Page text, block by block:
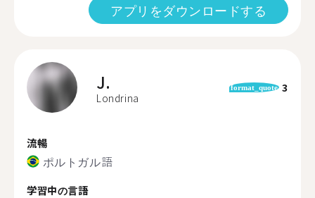
アプリをダウンロードする
J.
Londrina
format_quote 3
流暢
ポルトガル語
学習中の言語